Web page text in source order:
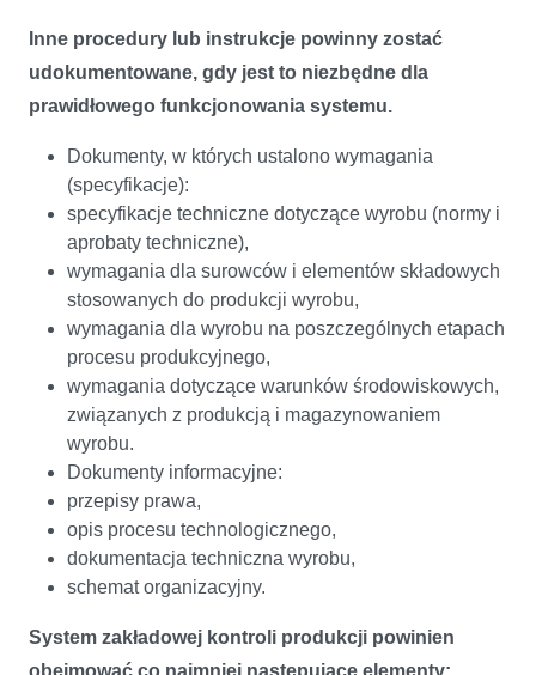
Inne procedury lub instrukcje powinny zostać
udokumentowane, gdy jest to niezbędne dla
prawidłowego funkcjonowania systemu.
Dokumenty, w których ustalono wymagania
(specyfikacje):
specyfikacje techniczne dotyczące wyrobu (normy i
aprobaty techniczne),
wymagania dla surowców i elementów składowych
stosowanych do produkcji wyrobu,
wymagania dla wyrobu na poszczególnych etapach
procesu produkcyjnego,
wymagania dotyczące warunków środowiskowych,
związanych z produkcją i magazynowaniem
wyrobu.
Dokumenty informacyjne:
przepisy prawa,
opis procesu technologicznego,
dokumentacja techniczna wyrobu,
schemat organizacyjny.
System zakładowej kontroli produkcji powinien
obejmować co najmniej następujące elementy: